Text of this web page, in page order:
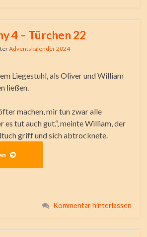
4 – Türchen 22
Adventskalender 2024
Liegestuhl, als Oliver und William
ließen.
machen, mir tun zwar alle
es tut auch gut.“, meinte William, der
griff und sich abtrocknete.
Kommentar hinterlassen